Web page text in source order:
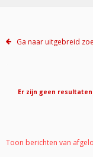
Ga naar uitgebreid
Er zijn geen
Toon berichten van